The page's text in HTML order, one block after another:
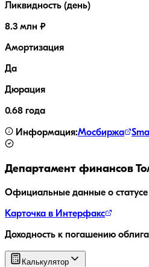
Ликвидность (день)
8.3 млн ₽
Амортизация
Да
Дюрация
0.68 года
Информация:Мосбиржа
Департамент финансов
Официальные данные о
Карточка в Интерфакс
Доходность к погашению
Калькулятор